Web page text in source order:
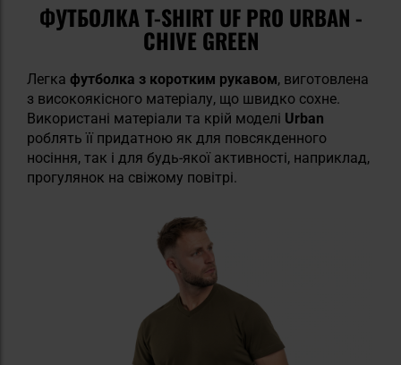
ФУТБОЛКА T-SHIRT UF PRO URBAN -
CHIVE GREEN
Легка футболка з коротким рукавом, виготовлена
з високоякісного матеріалу, що швидко сохне.
Використані матеріали та крій моделі Urban
роблять її придатною як для повсякденного
носіння, так і для будь-якої активності, наприклад,
прогулянок на свіжому повітрі.